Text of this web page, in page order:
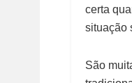
certa
situação
São